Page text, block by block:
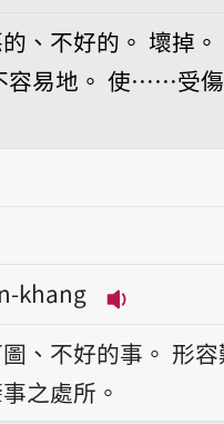
、不好的。 壞掉。
容易地。 使……受傷
khang
播放音讀
、不好的事。 形
之處所。